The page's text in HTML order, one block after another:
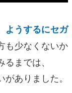
ようするにセガ
も少なくないか
までは、
ありました。